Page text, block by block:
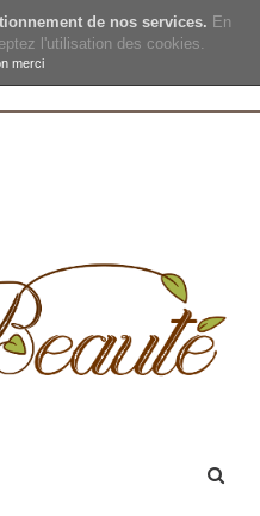
de nos services. En
l'utilisation des cookies.
merci